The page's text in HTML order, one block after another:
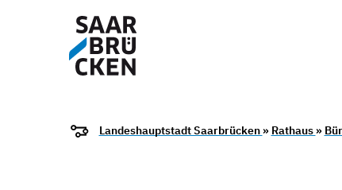
Landeshauptstadt Saarbrücken » Rathaus »